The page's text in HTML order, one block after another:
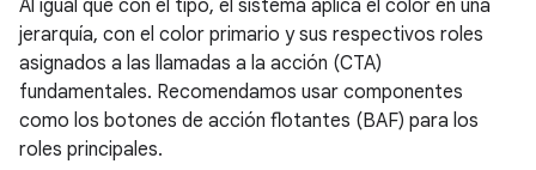
Al igual que con el tipo, el sistema aplica el color en una
jerarquía, con el color primario y sus respectivos roles
asignados a las llamadas a la acción (CTA)
fundamentales. Recomendamos usar componentes
como los botones de acción flotantes (BAF) para los
roles principales.